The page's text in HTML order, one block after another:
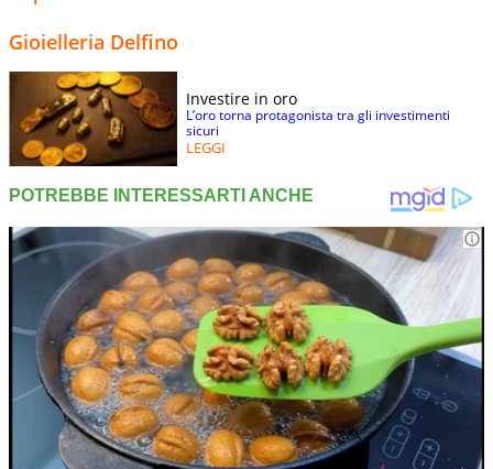
Gioielleria Delfino
Investire in oro
L’oro torna protagonista tra gli investimenti
sicuri
LEGGI